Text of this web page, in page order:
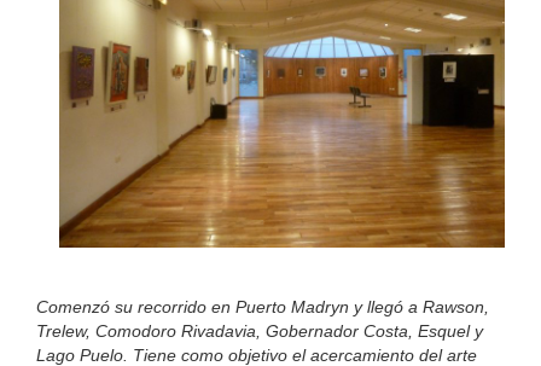
Comenzó su recorrido en Puerto Madryn y llegó a Rawson,
Trelew, Comodoro Rivadavia, Gobernador Costa, Esquel y
Lago Puelo. Tiene como objetivo el acercamiento del arte